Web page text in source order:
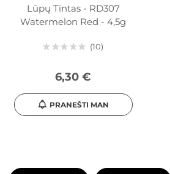
Lūpų Tintas - RD307
Watermelon Red - 4,5g
10
6,30 €
PRANEŠTI MAN